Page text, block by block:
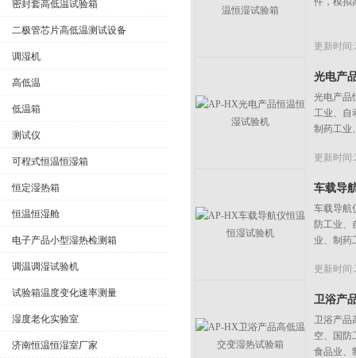
密封套高低温试验箱
二极管芯片高低温测试设备
调湿机
高低温
低温箱
测试仪
可程式恒温恒湿箱
恒定湿热箱
恒温恒湿舱
电子产品小型湿热检测箱
调温调湿试验机
试验箱温度变化速率测量
湿度老化实验室
济南恒温恒湿室厂家
更新时间
光电产
光电产品
工业、自
制药工业
更新时间
车载导
车载导航
防工业、
业、制药
更新时间
卫浴产
卫浴产品
空、国防
食品业、